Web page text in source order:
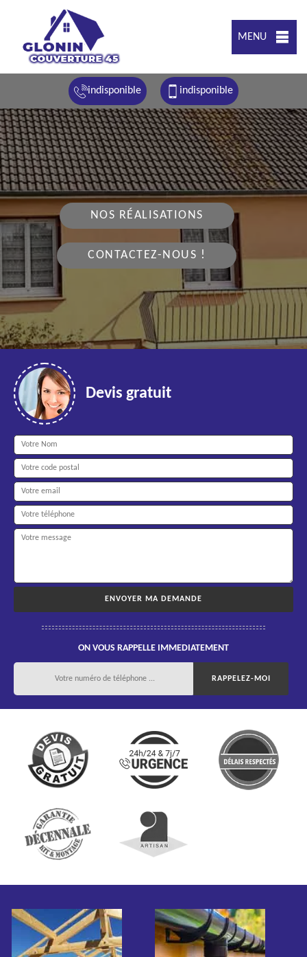
MENU
indisponible indisponible
NOS RÉALISATIONS
CONTACTEZ-NOUS !
Devis gratuit
ON VOUS RAPPELLE IMMEDIATEMENT